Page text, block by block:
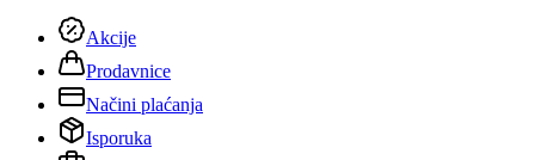
Akcije
Prodavnice
Načini plaćanja
Isporuka